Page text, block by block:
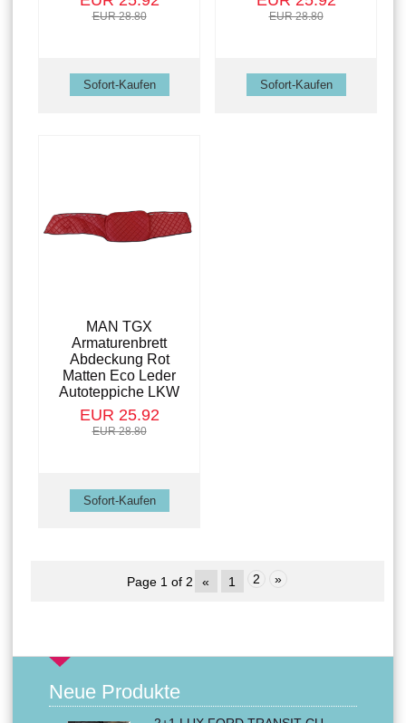
EUR 28.80 EUR 28.80
MAN TGX
Armaturenbrett
Abdeckung Rot
Matten Eco Leder
Autoteppiche LKW
EUR 25.92
EUR 28.80
Page 1 of 2 « 1 2 »
Neue Produkte